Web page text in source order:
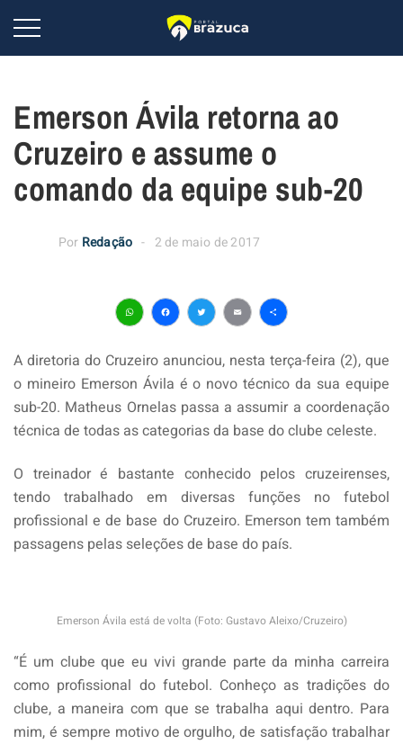
Emerson Ávila retorna ao
Cruzeiro e assume o
comando da equipe sub-20
Por Redação 2 de maio de 2017
WhatsApp
Facebook
Twitter
EmailShare
A diretoria do Cruzeiro anunciou, nesta terça-feira (2), que
o mineiro Emerson Ávila é o novo técnico da sua equipe
sub-20. Matheus Ornelas passa a assumir a coordenação
técnica de todas as categorias da base do clube celeste.
O treinador é bastante conhecido pelos cruzeirenses,
tendo trabalhado em diversas funções no futebol
profissional e de base do Cruzeiro. Emerson tem também
passagens pelas seleções de base do país.
Emerson Ávila está de volta (Foto: Gustavo Aleixo/Cruzeiro)
“É um clube que eu vivi grande parte da minha carreira
como profissional do futebol. Conheço as tradições do
clube, a maneira com que se trabalha aqui dentro. Para
mim, é sempre motivo de orgulho, de satisfação trabalhar